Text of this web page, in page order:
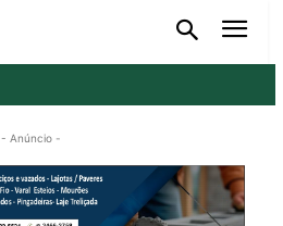
- Anúncio -